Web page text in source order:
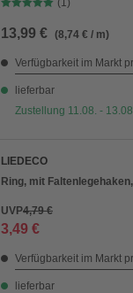
(1)
13,99 € (8,74 € / m)
Verfügbarkeit im Markt
lieferbar
Zustellung 11.08. -
LIEDECO
Ring, mit
UVP4,79 €
3,49 €
Verfügbarkeit im Markt
lieferbar